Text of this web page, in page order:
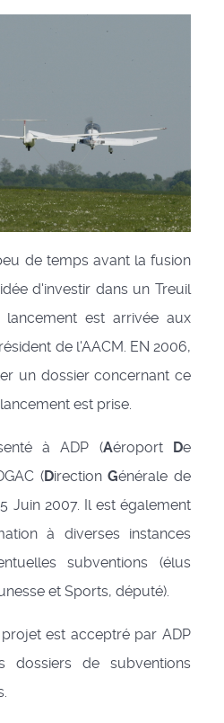
de temps avant la fusion
d'investir dans un Treuil
est arrivée aux
de l'AACM. EN 2006,
un dossier concernant ce
est prise.
à ADP (Aéroport De
(DirectionGénérale de
Juin 2007. Il est également
à diverses instances
subventions (élus
et Sports, député).
est acceptré par ADP
de subventions